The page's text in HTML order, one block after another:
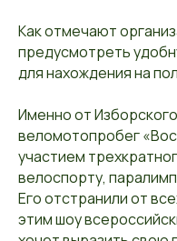
Как отмечают
предусмотреть
для нахождения на
Именно от
веломотопробег
участием
велоспорту,
Его отстранили от
этим шоу